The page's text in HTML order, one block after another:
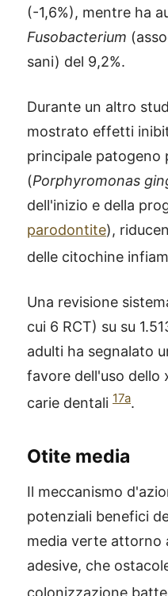
(-1,6%), mentre ha
Fusobacterium
sani) del 9,2%.
Durante un altro
mostrato effetti
principale patogeno
(Porphyromonas
dell'inizio e della
parodontite),
delle citochine
Una revisione
cui 6 RCT) su su
adulti ha segnalato
favore dell'uso dello
carie dentali 17a.
Otite media
Il meccanismo
potenziali benefici
media verte attorno
adesive, che
colonizzazione